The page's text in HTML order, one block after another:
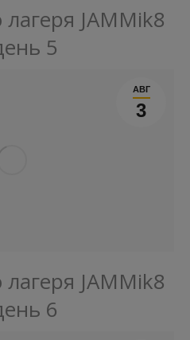
JAMMik8
5
АВГ
3
JAMMik8
6